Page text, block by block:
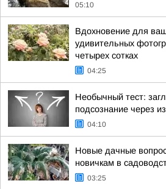
05:10
Вдохновение для
удивительных
четырех сотках
04:25
Необычный тест:
подсознание через
04:10
Новые дачные
новичкам в
03:25